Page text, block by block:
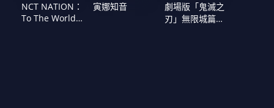
NCT NATION：
To The World
寅娜知音
劇場版「鬼滅之
刃」無限城篇